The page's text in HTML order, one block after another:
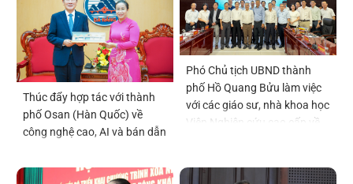
Thúc đẩy hợp tác với thành
phố Osan (Hàn Quốc) về
công nghệ cao, AI và bán dẫn
Phó Chủ tịch UBND thành
phố Hồ Quang Bửu làm việc
với các giáo sư, nhà khoa học
Viện Nghiên cứu cao cấp về